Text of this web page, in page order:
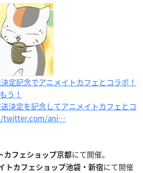
定記念でアニメイトカフェとコラボ！
う！
送決定を記念してアニメイトカフェとコ
twitter.com/ani…
カフェショップ京都にて開催。
トカフェショップ池袋・新宿 にて開催